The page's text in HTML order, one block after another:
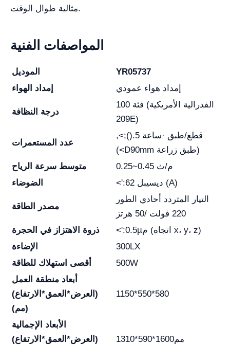
مثالية طوال الوقت.
المواصفات الفنية
الموديل
YR05737
إمداد الهواء
إمداد هواء عمودي
درجة النظافة
فئة 100 (الفدرالية الأمريكية
209E)
عدد المستعمرات
,<;().5 قطع/طبق ·ساعة
(<D90mm طبق زراعة)
متوسط سرعة الرياح
0.25~0.45 م/ث
الضوضاء
<':62 ديسيبل (A)
مصدر الطاقة
التيار المتردد أحادي الطور
220 فولت /50 هرتز
ذروة الاهتزاز في الحجرة
<':0.5µم (اتجاه x، y، z)
الإضاءة
300LX
أقصى استهلاك للطاقة
500W
أبعاد منطقة العمل
(العرض*العمق*الارتفاع)
(مم)
1150*550*580
الأبعاد الإجمالية
(العرض*العمق*الارتفاع)
1310*590*1600مم